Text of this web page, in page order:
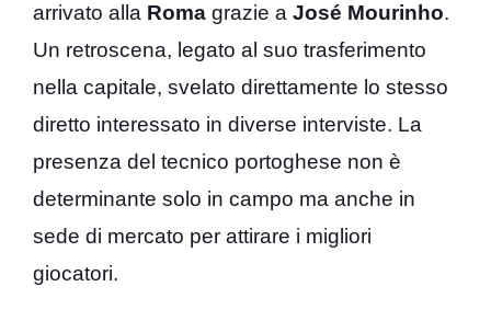
arrivato alla Roma grazie a José Mourinho.
Un retroscena, legato al suo trasferimento
nella capitale, svelato direttamente lo stesso
diretto interessato in diverse interviste. La
presenza del tecnico portoghese non è
determinante solo in campo ma anche in
sede di mercato per attirare i migliori
giocatori.